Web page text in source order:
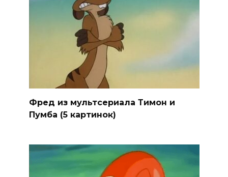
Фред из мультсериала Тимон и
Пумба (5 картинок)